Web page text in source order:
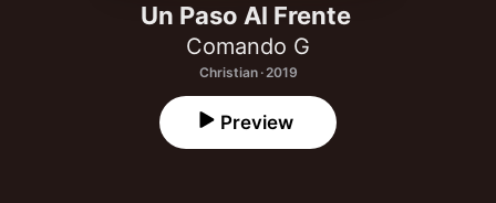
Un Paso Al Frente
Comando G
Christian · 2019
Preview